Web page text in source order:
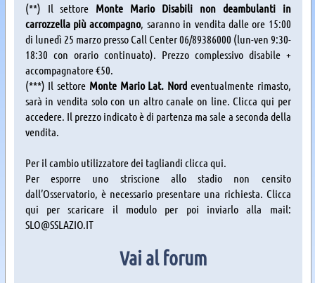
(**) Il settore Monte Mario Disabili non deambulanti in
carrozzella più accompagno, saranno in vendita dalle ore 15:00
di lunedì 25 marzo presso Call Center 06/89386000 (lun-ven 9:30-
18:30 con orario continuato). Prezzo complessivo disabile +
accompagnatore €50.
(***) Il settore Monte Mario Lat. Nord eventualmente rimasto,
sarà in vendita solo con un altro canale on line. Clicca qui per
accedere. Il prezzo indicato è di partenza ma sale a seconda della
vendita.
Per il cambio utilizzatore dei tagliandi clicca qui.
Per esporre uno striscione allo stadio non censito
dall’Osservatorio, è necessario presentare una richiesta. Clicca
qui per scaricare il modulo per poi inviarlo alla mail:
SLO@SSLAZIO.IT
Vai al forum